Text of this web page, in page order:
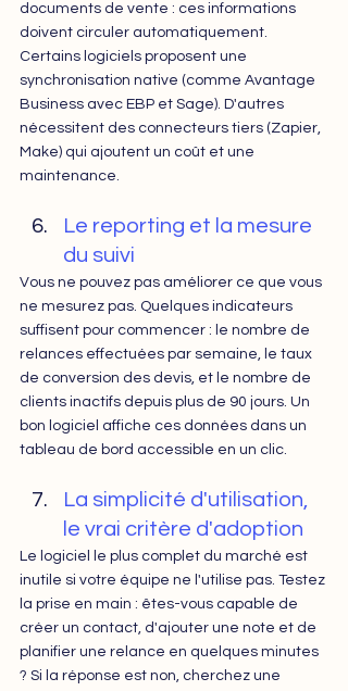
documents de vente : ces informations
doivent circuler automatiquement.
Certains logiciels proposent une
synchronisation native (comme Avantage
Business avec EBP et Sage). D'autres
nécessitent des connecteurs tiers (Zapier,
Make) qui ajoutent un coût et une
maintenance.
Le reporting et la mesure
du suivi
Vous ne pouvez pas améliorer ce que vous
ne mesurez pas. Quelques indicateurs
suffisent pour commencer : le nombre de
relances effectuées par semaine, le taux
de conversion des devis, et le nombre de
clients inactifs depuis plus de 90 jours. Un
bon logiciel affiche ces données dans un
tableau de bord accessible en un clic.
La simplicité d'utilisation,
le vrai critère d'adoption
Le logiciel le plus complet du marché est
inutile si votre équipe ne l'utilise pas. Testez
la prise en main : êtes-vous capable de
créer un contact, d'ajouter une note et de
planifier une relance en quelques minutes
? Si la réponse est non, cherchez une